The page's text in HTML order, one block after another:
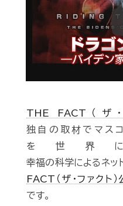
THE FACT（ザ
独自の取材でマス
を世界
幸福の科学によるネッ
FACT（ザ・ファクト
です。